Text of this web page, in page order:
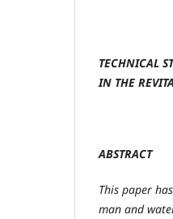
TECHNICAL
IN THE
ABSTRACT
This paper
man and